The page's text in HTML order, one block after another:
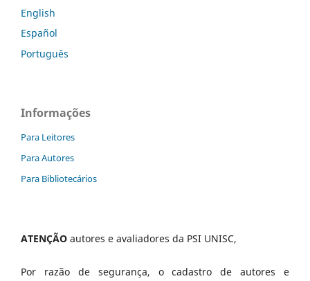
English
Español
Português
Informações
Para Leitores
Para Autores
Para Bibliotecários
ATENÇÃO autores e avaliadores da PSI UNISC,
Por razão de segurança, o cadastro de autores e